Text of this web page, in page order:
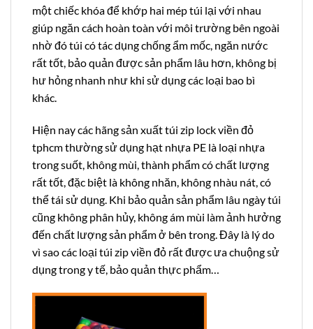
một chiếc khóa để khớp hai mép túi lại với nhau
giúp ngăn cách hoàn toàn với môi trường bên ngoài
nhờ đó túi có tác dụng chống ẩm mốc, ngăn nước
rất tốt, bảo quản được sản phẩm lâu hơn, không bị
hư hỏng nhanh như khi sử dụng các loại bao bì
khác.
Hiện nay các hãng sản xuất túi zip lock viền đỏ
tphcm thường sử dụng hạt nhựa PE là loại nhựa
trong suốt, không mùi, thành phẩm có chất lượng
rất tốt, đặc biệt là không nhăn, không nhàu nát, có
thể tái sử dụng. Khi bảo quản sản phẩm lâu ngày túi
cũng không phân hủy, không ám mùi làm ảnh hưởng
đến chất lượng sản phẩm ở bên trong. Đây là lý do
vì sao các loại túi zip viền đỏ rất được ưa chuộng sử
dụng trong y tế, bảo quản thực phẩm…